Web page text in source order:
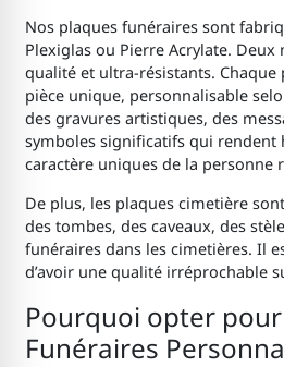
Nos plaques funéraires sont
Plexiglas ou Pierre Acrylate.
qualité et ultra-résistants.
pièce unique, personnalisable
des gravures artistiques, des
symboles significatifs qui rendent
caractère uniques de la personne
De plus, les plaques cimetière
des tombes, des caveaux, des
funéraires dans les cimetières. Il
d’avoir une qualité irréprochable
Pourquoi opter
Funéraires